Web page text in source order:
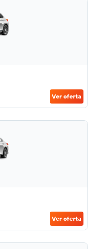
Ver oferta
Ver oferta